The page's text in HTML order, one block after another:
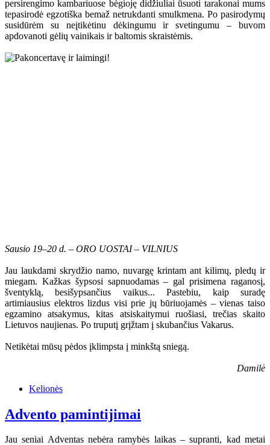
persirengimo kambariuose bėgioję didžiuliai ūsuoti tarakonai mums
tepasirodė egzotiška bemaž netrukdanti smulkmena. Po pasirodymų
susidūrėm su neįtikėtinu dėkingumu ir svetingumu – buvom
apdovanoti gėlių vainikais ir baltomis skraistėmis.
Sausio 19–20 d. – ORO UOSTAI – VILNIUS
Jau laukdami skrydžio namo, nuvargę krintam ant kilimų, pledų ir
miegam. Kažkas šypsosi sapnuodamas – gal prisimena raganosį,
šventyklą, besišypsančius vaikus... Pastebiu, kaip suradę
artimiausius elektros lizdus visi prie jų būriuojamės – vienas taiso
egzamino atsakymus, kitas atsiskaitymui ruošiasi, trečias skaito
Lietuvos naujienas. Po truputį grįžtam į skubančius Vakarus.
Netikėtai mūsų pėdos įklimpsta į minkštą sniegą.
Damilė
Kelionės
Advento pamintijimai
Jau seniai Adventas nebėra ramybės laikas – supranti, kad metai